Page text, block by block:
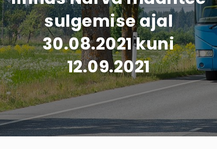
sulgemise ajal
30.08.2021 kuni
12.09.2021